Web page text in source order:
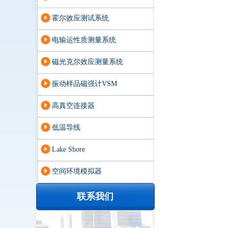
霍尔效应测试系统
电输运性质测量系统
磁光克尔效应测量系统
振动样品磁强计VSM
高真空连接器
低温导线
Lake Shore
空间环境模拟器
联系我们